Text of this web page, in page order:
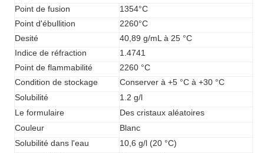
Point de fusion
1354°C
Point d'ébullition
2260°C
Desité
40,89 g/mL à 25 °C
Indice de réfraction
1.4741
Point de flammabilité
2260 °C
Condition de stockage
Conserver à +5 °C à +30 °C
Solubilité
1.2 g/l
Le formulaire
Des cristaux aléatoires
Couleur
Blanc
Solubilité dans l'eau
10,6 g/l (20 °C)